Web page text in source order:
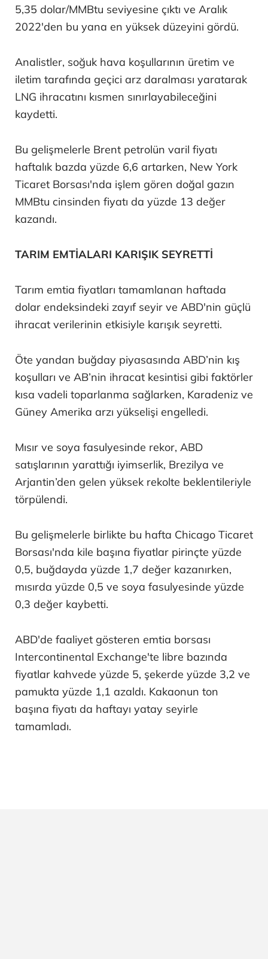
5,35 dolar/MMBtu seviyesine çıktı ve Aralık
2022'den bu yana en yüksek düzeyini gördü.
Analistler, soğuk hava koşullarının üretim ve
iletim tarafında geçici arz daralması yaratarak
LNG ihracatını kısmen sınırlayabileceğini
kaydetti.
Bu gelişmelerle Brent petrolün varil fiyatı
haftalık bazda yüzde 6,6 artarken, New York
Ticaret Borsası'nda işlem gören doğal gazın
MMBtu cinsinden fiyatı da yüzde 13 değer
kazandı.
TARIM EMTİALARI KARIŞIK SEYRETTİ
Tarım emtia fiyatları tamamlanan haftada
dolar endeksindeki zayıf seyir ve ABD'nin güçlü
ihracat verilerinin etkisiyle karışık seyretti.
Öte yandan buğday piyasasında ABD’nin kış
koşulları ve AB’nin ihracat kesintisi gibi faktörler
kısa vadeli toparlanma sağlarken, Karadeniz ve
Güney Amerika arzı yükselişi engelledi.
Mısır ve soya fasulyesinde rekor, ABD
satışlarının yarattığı iyimserlik, Brezilya ve
Arjantin’den gelen yüksek rekolte beklentileriyle
törpülendi.
Bu gelişmelerle birlikte bu hafta Chicago Ticaret
Borsası'nda kile başına fiyatlar pirinçte yüzde
0,5, buğdayda yüzde 1,7 değer kazanırken,
mısırda yüzde 0,5 ve soya fasulyesinde yüzde
0,3 değer kaybetti.
ABD'de faaliyet gösteren emtia borsası
Intercontinental Exchange'te libre bazında
fiyatlar kahvede yüzde 5, şekerde yüzde 3,2 ve
pamukta yüzde 1,1 azaldı. Kakaonun ton
başına fiyatı da haftayı yatay seyirle
tamamladı.